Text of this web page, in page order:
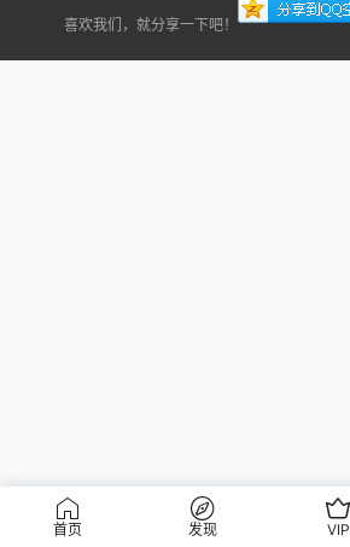
喜欢我们，就分享一下吧！
首页 发现 VIP